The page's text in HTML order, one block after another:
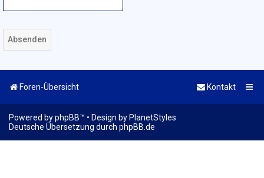
Foren-Übersicht Kontakt
Powered byphpBB™ • Design byPlanetStyles
Deutsche Übersetzung durch phpBB.de